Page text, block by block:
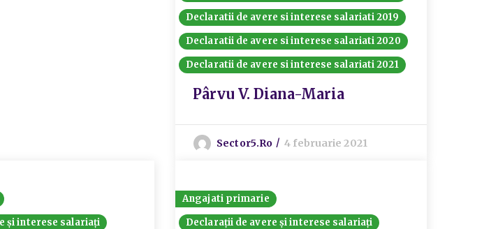
Declaratii de avere si interese salariati 2019
Declaratii de avere si interese salariati 2020
Declaratii de avere si interese salariati 2021
Pârvu V. Diana-Maria
Sector5.ro 4 februarie 2021
și interese salariați
Angajati primarie
Declarații de avere și interese salariați